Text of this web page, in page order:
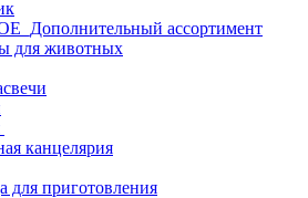
ассортимент
для животных
канцелярия
для приготовления